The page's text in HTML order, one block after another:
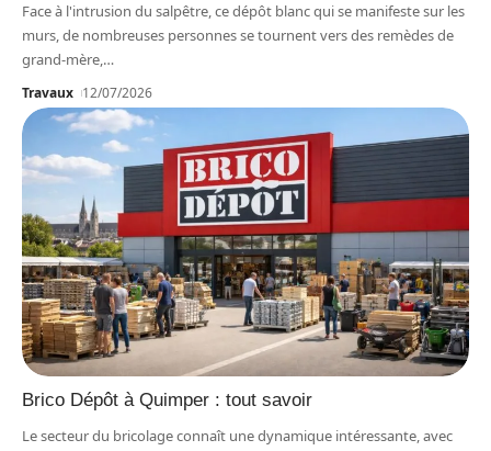
Face à l'intrusion du salpêtre, ce dépôt blanc qui se manifeste sur les
murs, de nombreuses personnes se tournent vers des remèdes de
grand-mère,…
Travaux 12/07/2026
Brico Dépôt à Quimper : tout savoir
Le secteur du bricolage connaît une dynamique intéressante, avec